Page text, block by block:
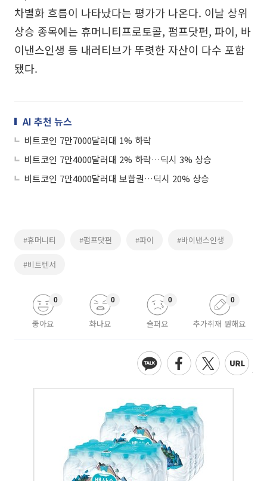
차별화 흐름이 나타났다는 평가가 나온다. 이날 상위
상승 종목에는 휴머니티프로토콜, 펌프닷펀, 파이, 바
이낸스인생 등 내러티브가 뚜렷한 자산이 다수 포함
됐다.
AI 추천 뉴스
비트코인 7만7000달러대 1% 하락
비트코인 7만4000달러대 2% 하락…딕시 3% 상승
비트코인 7만4000달러대 보합권…딕시 20% 상승
#휴머니티 #펌프닷펀 #파이 #바이낸스인생
#비트텐서
좋아요
0
화나요
0
슬퍼요
0
추가취재 원해요
0